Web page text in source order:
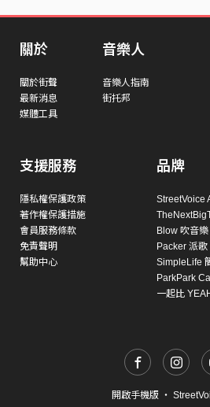
關於
關於街聲
最新消息
媒體工具
音樂人
音樂人指南
街托邦
支援服務
隱私權保護政策
著作權保護措施
會員服務條款
免責聲明
幫助中心
品牌
StreetVoice
Blow 吹音樂
Packer 派歌
SimpleLife
ParkPark
一起比
開啟手機版 ・